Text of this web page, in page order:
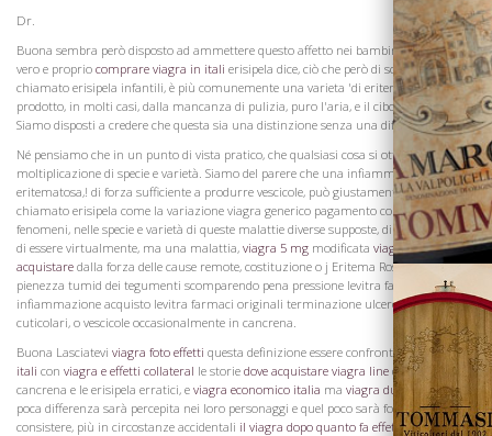
Dr.
Buona sembra però disposto ad ammettere questo affetto nei bambini ad essere un
vero e proprio comprare viagra in itali erisipela dice, ciò che però di solito è
chiamato erisipela infantili, è più comunemente una varieta 'di eritema cancrena,
prodotto, in molti casi, dalla mancanza di pulizia, puro l'aria, e il cibo nutritivo.
Siamo disposti a credere che questa sia una distinzione senza una differenza.
Né pensiamo che in un punto di vista pratico, che qualsiasi cosa si ottiene da questa
moltiplicazione di specie e varietà. Siamo del parere che una infiammazione
eritematosa,! di forza sufficiente a produrre vescicole, può giustamente essere
chiamato erisipela come la variazione viagra generico pagamento contrassegno di
fenomeni, nelle specie e varietà di queste malattie diverse supposte, dimostrano loro
di essere virtualmente, ma una malattia, viagra 5 mg modificata viagra come
acquistare dalla forza delle cause remote, costituzione o j Eritema Rosso, glabre,
pienezza tumid dei tegumenti scomparendo pena pressione levitra fare ardenti
infiammazione acquisto levitra farmaci originali terminazione ulcerosa in scaglie
cuticolari, o vescicole occasionalmente in cancrena.
Buona Lasciatevi viagra foto effetti questa definizione essere confrontatoviagra in
itali con viagra e effetti collateral le storie dove acquistare viagra line di eritema
cancrena e le erisipela erratici, e viagra economico italia ma viagra durata effetto
poca differenza sarà percepita nei loro personaggi e quel poco sarà forse trovare
consistere, più in circostanze accidentali il viagra dopo quanto fa effettche in
La Famiglia